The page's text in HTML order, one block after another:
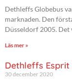
Dethleffs Globebus
marknaden. Den
Düsseldorf 2005. Det
Läs mer »
Dethleffs
30 december 2020